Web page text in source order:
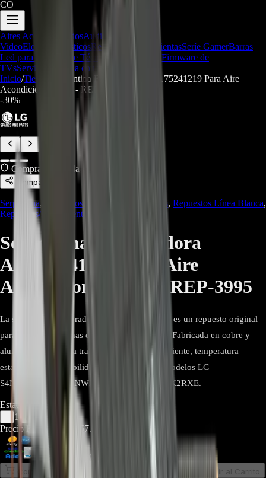
CO
Aires AcondicionadosAudio y
VideoElectrodomesticosRepuestos/HerramientasSeríe GamerBarras
Led para TV
Soporte Técnico
Firmware de
TVsServicios
Trabaja con nosotros
Inicio/Tienda
Serpentina Evaporadora ADL75241219 Para Aire
Acondicionado LG - REP-3995
-30%
Compra Protegida
Compartir
Serpentina, Repuestos Aires Acondicionados, Repuestos Línea Blanca,
Repuestos/Herramientas
Serpentina Evaporadora
ADL75241219 Para Aire
Acondicionado LG - REP-3995
La serpentina evaporadora LG ADL75241219 es un repuesto original
para unidades internas de aire acondicionado. Fabricada en cobre y
aluminio, ofrece una transferencia térmica eficiente, temperatura
estable y larga durabilidad. Compatible con modelos LG
S4NW24K231E, S4NW24K23XE y S4NW24K2RXE.
Estado:
− 1
Precio Regular: 1.557.000
1.089.900
Comprar en línea Comprar y Recoger
Añadir al Carrito